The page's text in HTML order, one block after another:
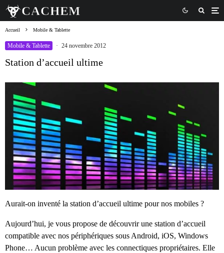
Accueil Mobile & Tablette
Mobile & Tablette · 24 novembre 2012
Station d’accueil ultime
Aurait-on inventé la station d’accueil ultime pour nos mobiles ?
Aujourd’hui, je vous propose de découvrir une station d’accueil
compatible avec nos périphériques sous Android, iOS, Windows
Phone… Aucun problème avec les connectiques propriétaires. Elle